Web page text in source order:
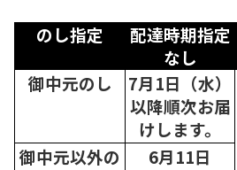
のし指定
配達時期指定
なし
御中元のし
7月1日（水）
以降順次お届
けします。
御中元以外の
6月11日